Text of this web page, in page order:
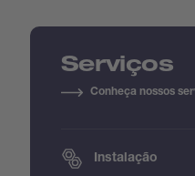
Serviços
Conheça nossos
Instalação